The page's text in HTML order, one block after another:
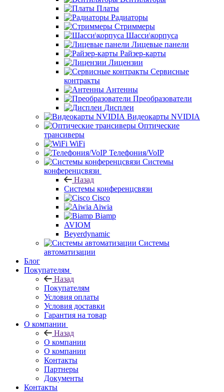
Платы
Радиаторы
Стриммеры
Шасси\корпуса
Лицевые панели
Райзер-карты
Лицензии
Сервисные
контракты
Антенны
Преобразователи
Дисплеи
Видеокарты NVIDIA
Оптические
трансиверы
WiFi
Телефония/VoIP
Системы
конференцсвязи
Назад
Системы конференцсвязи
Cisco
Aiwia
Biamp
AVIOM
Beyerdynamic
Системы
автоматизации
Блог
Покупателям
Назад
Покупателям
Условия оплаты
Условия доставки
Гарантия на товар
О компании
Назад
О компании
О компании
Контакты
Партнеры
Документы
Контакты